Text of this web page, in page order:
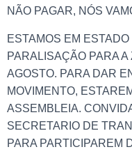
NÃO PAGAR, NÓS
ESTAMOS EM
PARALISAÇÃO PARA
AGOSTO. PARA DAR
MOVIMENTO,
ASSEMBLEIA.
SECRETARIO DE
PARA PARTICIPAREM